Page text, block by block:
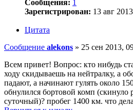
Сообщения: 1
Зарегистрирован: 13 авг
Цитата
Сообщение alekons » 25 сен 2013,
Всем привет! Вопрос: кто нибудь
ходу скидываешь на нейтралку, а
падают, а начинают гулять около
обнулился бортовой комп (скинуло
суточный)? пробег 1400 км. что